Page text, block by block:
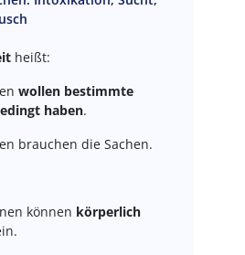
heißt:
wollen bestimmte
haben.
brauchen die Sachen.
können körperlich